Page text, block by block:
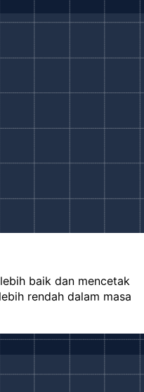
baik dan mencetak
rendah dalam masa